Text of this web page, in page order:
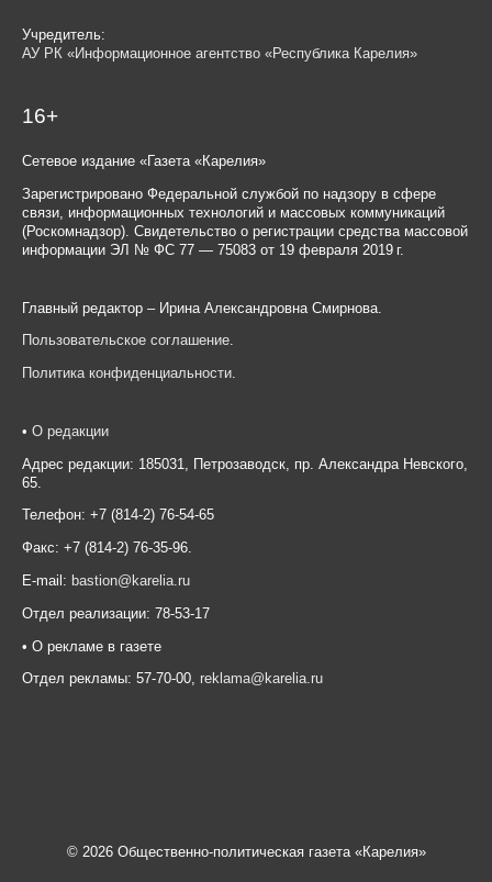
Учредитель:
АУ РК «Информационное агентство «Республика Карелия»
16+
Сетевое издание «Газета «Карелия»
Зарегистрировано Федеральной службой по надзору в сфере
связи, информационных технологий и массовых коммуникаций
(Роскомнадзор). Свидетельство о регистрации средства массовой
информации ЭЛ № ФС 77 — 75083 от 19 февраля 2019 г.
Главный редактор – Ирина Александровна Смирнова.
Пользовательское соглашение.
Политика конфиденциальности.
• О редакции
Адрес редакции: 185031, Петрозаводск, пр. Александра Невского,
65.
Телефон: +7 (814-2) 76-54-65
Факс: +7 (814-2) 76-35-96.
E-mail: bastion@karelia.ru
Отдел реализации: 78-53-17
• О рекламе в газете
Отдел рекламы: 57-70-00, reklama@karelia.ru
© 2026 Общественно-политическая газета «Карелия»